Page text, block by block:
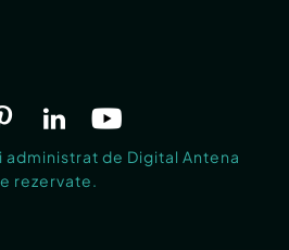
de Digital Antena
rezervate.